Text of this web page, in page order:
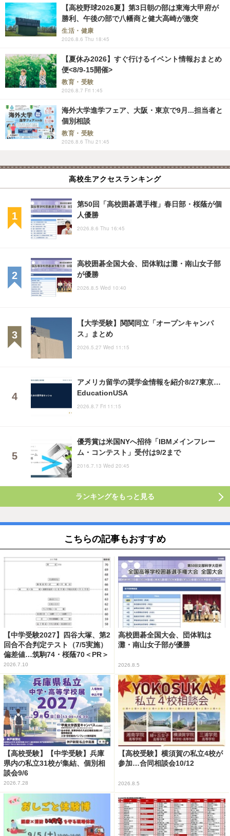
【高校野球2026夏】第3日朝の部は東海大甲府が
勝利、午後の部で八幡商と健大高崎が激突
生活・健康
2026.8.6 Thu 18:45
【夏休み2026】すぐ行けるイベント情報おまとめ
便<8/9-15開催>
教育・受験
2026.8.7 Fri 1:45
海外大学進学フェア、大阪・東京で9月...担当者と
個別相談
教育・受験
2026.8.6 Thu 21:45
高校生アクセスランキング
第50回「高校囲碁選手権」春日部・桜蔭が個
人優勝
2026.8.6 Thu 16:45
高校囲碁全国大会、団体戦は灘・南山女子部
が優勝
2026.8.5 Wed 10:40
【大学受験】関関同立「オープンキャンパ
ス」まとめ
2026.5.27 Wed 11:15
アメリカ留学の奨学金情報を紹介8/27東京…
EducationUSA
2026.8.7 Fri 11:15
優秀賞は米国NYへ招待「IBMメインフレー
ム・コンテスト」受付は9/2まで
2016.7.13 Wed 20:45
ランキングをもっと見る
こちらの記事もおすすめ
【中学受験2027】四谷大塚、第2
回合不合判定テスト（7/5実施）
偏差値…筑駒74・桜蔭70＜PR＞
2026.7.10
高校囲碁全国大会、団体戦は
灘・南山女子部が優勝
2026.8.5
【高校受験】【中学受験】兵庫
県内の私立31校が集結、個別相
談会9/6
2026.7.28
【高校受験】横須賀の私立4校が
参加…合同相談会10/12
2026.8.5